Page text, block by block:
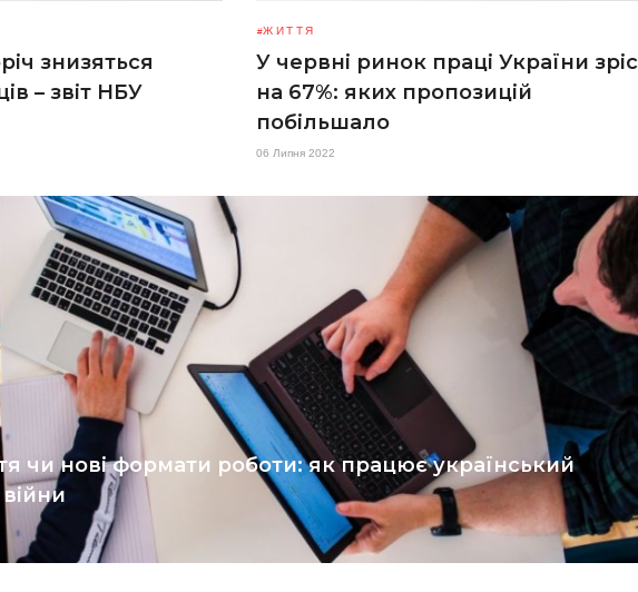
знизяться
– звіт НБУ
ЖИТТЯ
У червні ринок праці України зріс
на 67%: яких пропозицій
побільшало
06 Липня 2022
чи нові формати роботи: як працює український